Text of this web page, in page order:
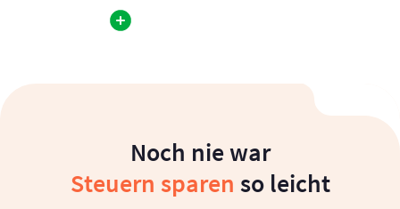
Noch nie war
Steuern sparen so leicht